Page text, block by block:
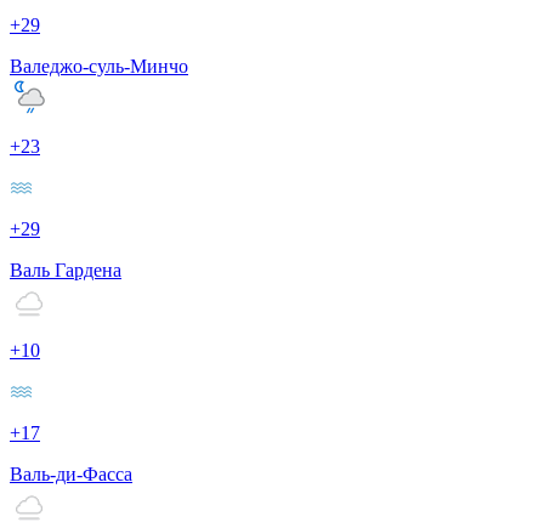
+29
Валеджо-суль-Минчо
+23
+29
Валь Гардена
+10
+17
Валь-ди-Фасса